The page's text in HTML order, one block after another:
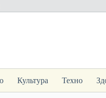
Культура Техно